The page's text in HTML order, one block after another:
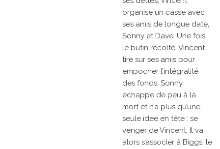
organise un casse avec
ses amis de longue date,
Sonny et Dave. Une fois
le butin récolté, Vincent
tire sur ses amis pour
empocher l’intégralité
des fonds. Sonny
échappe de peu à la
mort et n’a plus qu’une
seule idée en tête : se
venger de Vincent. Il va
alors s’associer à Biggs, le